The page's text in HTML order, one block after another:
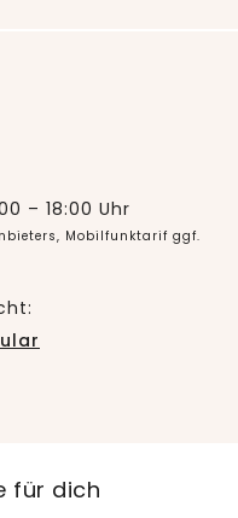
– 18:00 Uhr
Mobilfunktarif ggf.
für dich